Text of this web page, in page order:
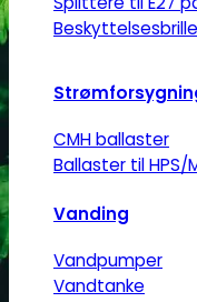
CMH ballaster
Ballaster til HPS/
Vanding
Vandpumper
Vandtanke